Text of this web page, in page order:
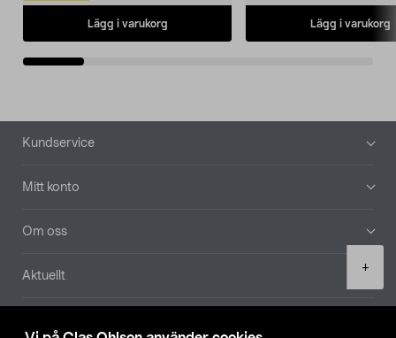
+
Lägg i varukorg Lägg i varukorg
Sidfot
Kundservice
Mitt konto
Om oss
Aktuellt